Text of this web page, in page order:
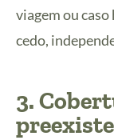
viagem ou caso
cedo,
3.